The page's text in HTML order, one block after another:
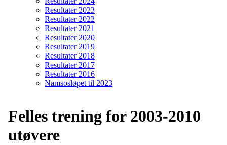
Resultater 2023
Resultater 2022
Resultater 2021
Resultater 2020
Resultater 2019
Resultater 2018
Resultater 2017
Resultater 2016
Namsosløpet til 2023
Felles trening for 2003-2010
utøvere